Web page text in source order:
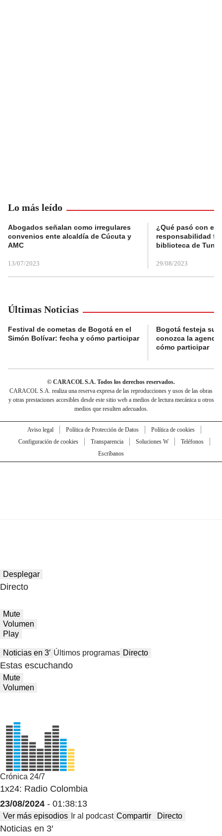
Lo más leído
Abogados señalan como irregulares
convenios ente alcaldía de Cúcuta y
AMC
13/07/2023
¿Qué pasó con el
responsabilidad
biblioteca de
29/08/2023
Últimas Noticias
Festival de cometas de Bogotá en el
Simón Bolívar: fecha y cómo participar
Bogotá festeja su
conozca la
cómo participar
© CARACOL S.A. Todos los derechos reservados.
CARACOL S.A. realiza una reserva expresa de las reproducciones y usos de las obras
y otras prestaciones accesibles desde este sitio web a medios de lectura mecánica u otros
medios que resulten adecuados.
Aviso legal Política de Protección de Datos
Política de cookies
Configuración de cookies
Transparencia Soluciones W
Teléfonos
Escríbanos
Desplegar
Directo
Mute
Volumen
Play
Noticias en 3′ Últimos programas Directo
Estas escuchando
Mute
Volumen
Crónica 24/7
1x24: Radio Colombia
23/08/2024 - 01:38:13
Ver más episodios Ir al podcast Compartir Directo
Noticias en 3′